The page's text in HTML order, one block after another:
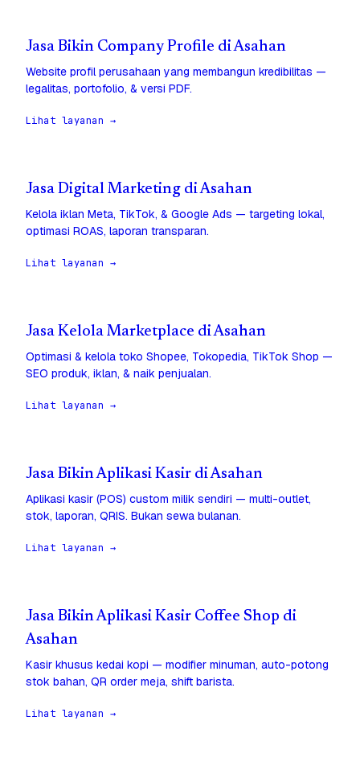
Jasa Bikin Company Profile di Asahan
Website profil perusahaan yang membangun kredibilitas —
legalitas, portofolio, & versi PDF.
Lihat layanan →
Jasa Digital Marketing di Asahan
Kelola iklan Meta, TikTok, & Google Ads — targeting lokal,
optimasi ROAS, laporan transparan.
Lihat layanan →
Jasa Kelola Marketplace di Asahan
Optimasi & kelola toko Shopee, Tokopedia, TikTok Shop —
SEO produk, iklan, & naik penjualan.
Lihat layanan →
Jasa Bikin Aplikasi Kasir di Asahan
Aplikasi kasir (POS) custom milik sendiri — multi-outlet,
stok, laporan, QRIS. Bukan sewa bulanan.
Lihat layanan →
Jasa Bikin Aplikasi Kasir Coffee Shop di
Asahan
Kasir khusus kedai kopi — modifier minuman, auto-potong
stok bahan, QR order meja, shift barista.
Lihat layanan →